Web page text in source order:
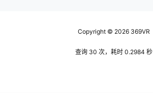
Copyright © 2026 369VR
查询 30 次，耗时 0.2984 秒